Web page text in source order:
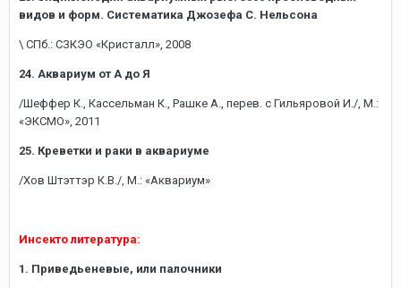
видов и форм. Систематика Джозефа С. Нельсона
\ СПб.: СЗКЭО «Кристалл», 2008
24. Аквариум от А до Я
/Шеффер К., Кассельман К., Рашке А., перев. с Гильяровой И./, М.:
«ЭКСМО», 2011
25. Креветки и раки в аквариуме
/Хов Штэттэр К.В./, М.: «Аквариум»
Инсекто литература:
1. Приведьеневые, или палочники